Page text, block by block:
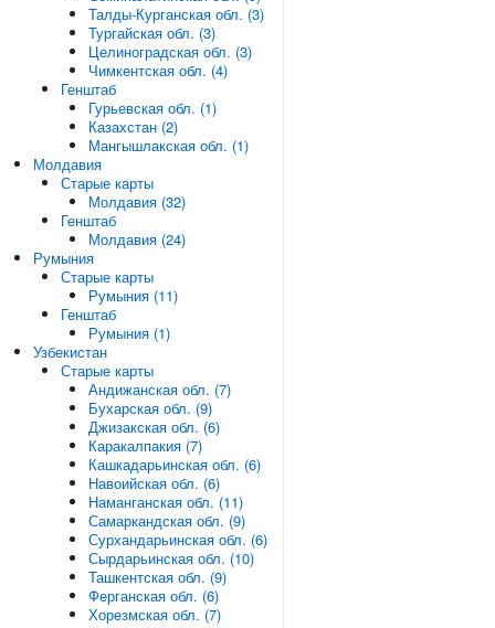
Талды-Курганская обл. (3)
Тургайская обл. (3)
Целиноградская обл. (3)
Чимкентская обл. (4)
Генштаб
Гурьевская обл. (1)
Казахстан (2)
Мангышлакская обл. (1)
Молдавия
Старые карты
Молдавия (32)
Генштаб
Молдавия (24)
Румыния
Старые карты
Румыния (11)
Генштаб
Румыния (1)
Узбекистан
Старые карты
Андижанская обл. (7)
Бухарская обл. (9)
Джизакская обл. (6)
Каракалпакия (7)
Кашкадарьинская обл. (6)
Навоийская обл. (6)
Наманганская обл. (11)
Самаркандская обл. (9)
Сурхандарьинская обл. (6)
Сырдарьинская обл. (10)
Ташкентская обл. (9)
Ферганская обл. (6)
Хорезмская обл. (7)